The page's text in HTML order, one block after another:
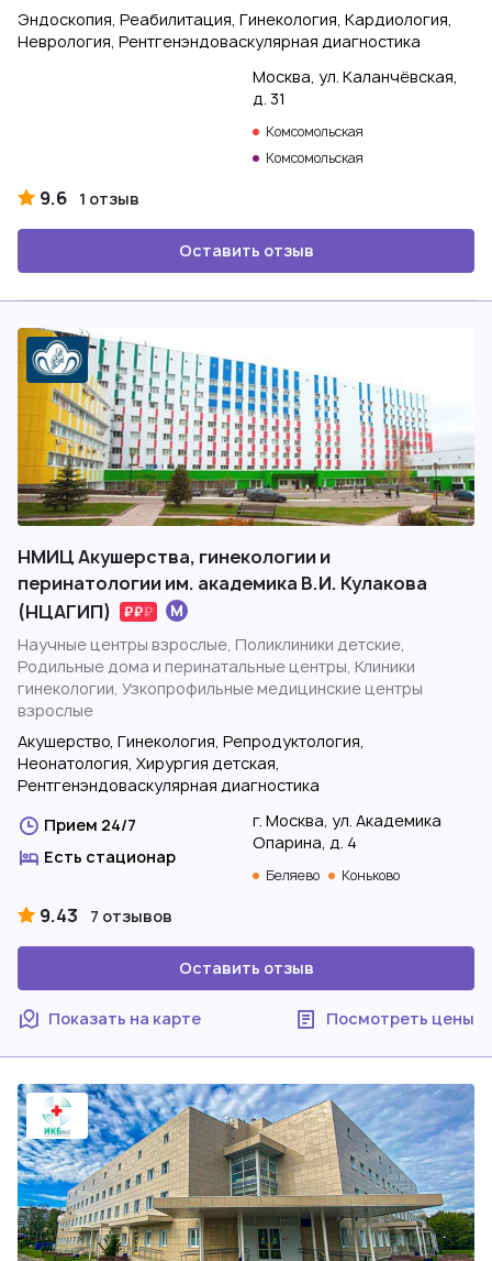
Эндоскопия, Реабилитация, Гинекология, Кардиология,
Неврология, Рентгенэндоваскулярная диагностика
Москва, ул. Каланчёвская,
д. 31
Комсомольская
Комсомольская
9.6 1 отзыв
Оставить отзыв
НМИЦ Акушерства, гинекологии и
перинатологии им. академика В.И. Кулакова
(НЦАГИП)
Научные центры взрослые, Поликлиники детские,
Родильные дома и перинатальные центры, Клиники
гинекологии, Узкопрофильные медицинские центры
взрослые
Акушерство, Гинекология, Репродуктология,
Неонатология, Хирургия детская,
Рентгенэндоваскулярная диагностика
Прием 24/7
Есть стационар
г. Москва, ул. Академика
Опарина, д. 4
Беляево Коньково
9.43 7 отзывов
Оставить отзыв
Показать на карте Посмотреть цены